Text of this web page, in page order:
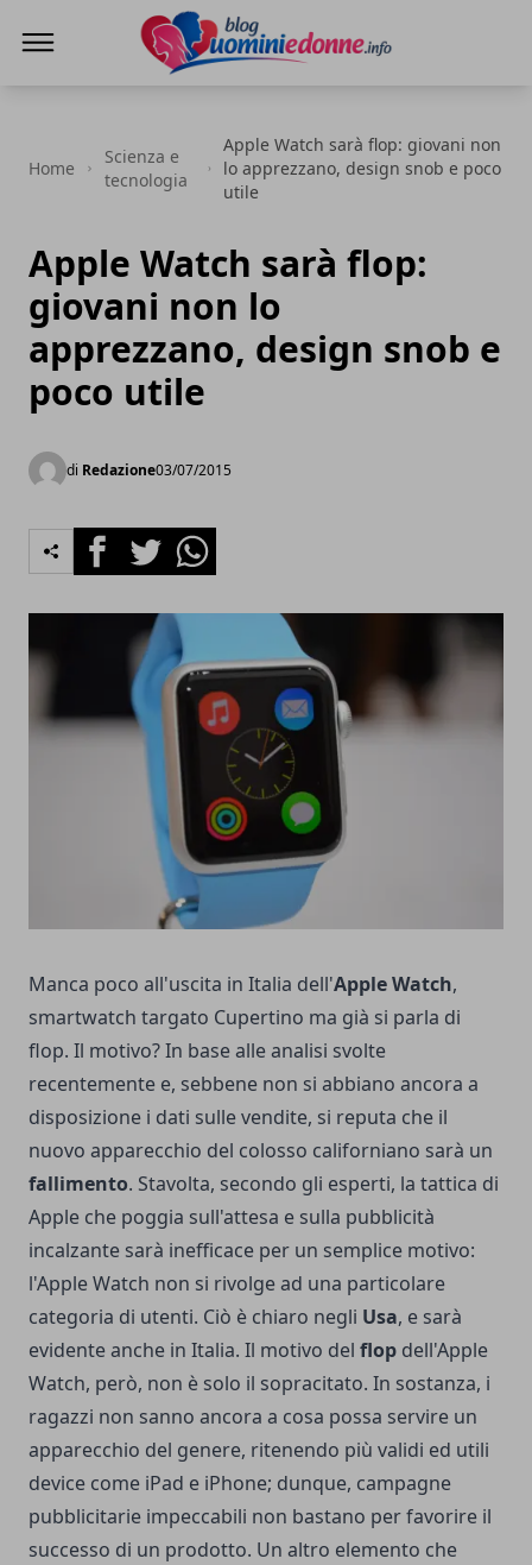
Home
Scienza e
tecnologia
Apple Watch sarà flop: giovani non
lo apprezzano, design snob e poco
utile
Apple Watch sarà flop:
giovani non lo
apprezzano, design snob e
poco utile
di Redazione03/07/2015
FacebookTwitterWhatsapp
Manca poco all'uscita in Italia dell'Apple Watch,
smartwatch targato Cupertino ma già si parla di
flop. Il motivo? In base alle analisi svolte
recentemente e, sebbene non si abbiano ancora a
disposizione i dati sulle vendite, si reputa che il
nuovo apparecchio del colosso californiano sarà un
fallimento. Stavolta, secondo gli esperti, la tattica di
Apple che poggia sull'attesa e sulla pubblicità
incalzante sarà inefficace per un semplice motivo:
l'Apple Watch non si rivolge ad una particolare
categoria di utenti. Ciò è chiaro negli Usa, e sarà
evidente anche in Italia. Il motivo del flop dell'Apple
Watch, però, non è solo il sopracitato. In sostanza, i
ragazzi non sanno ancora a cosa possa servire un
apparecchio del genere, ritenendo più validi ed utili
device come iPad e iPhone; dunque, campagne
pubblicitarie impeccabili non bastano per favorire il
successo di un prodotto. Un altro elemento che